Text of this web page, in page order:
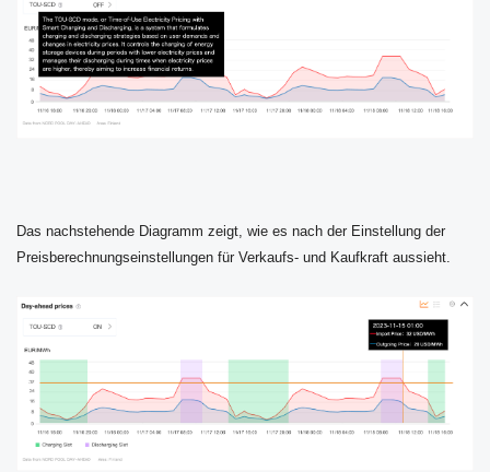
Das nachstehende Diagramm zeigt, wie es nach der Einstellung der
Preisberechnungseinstellungen für Verkaufs- und Kaufkraft aussieht.